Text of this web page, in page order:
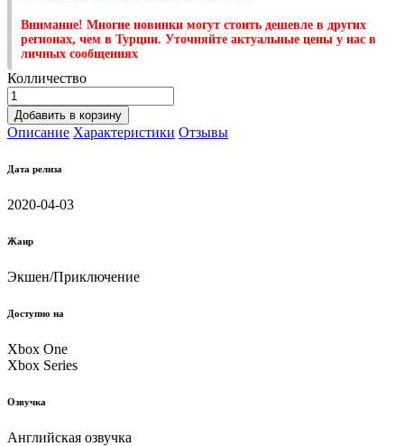
Внимание! Многие новинки могут стоить дешевле в других
регионах, чем в Турции. Уточняйте актуальные цены у нас в
личных сообщениях
Колличество
Добавить в корзину
Описание Характеристики Отзывы
Дата релиза
2020-04-03
Жанр
Экшен/Приключение
Доступно на
Xbox One
Xbox Series
Озвучка
Английская озвучка